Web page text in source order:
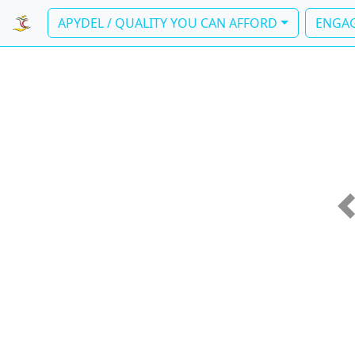
APYDEL / QUALITY YOU CAN AFFORD